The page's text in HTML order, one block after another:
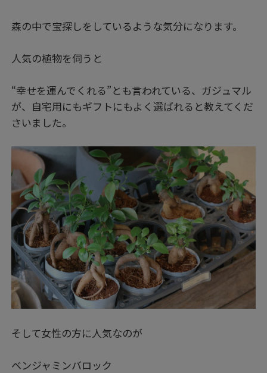
森の中で宝探しをしているような気分になります。
人気の植物を伺うと
“幸せを運んでくれる”とも言われている、ガジュマル
が、自宅用にもギフトにもよく選ばれると教えてくだ
さいました。
そして女性の方に人気なのが
ベンジャミンバロック